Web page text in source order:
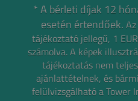
* A bérleti díjak 12
esetén értendőek.
tájékoztató jellegű, 1
számolva.A képek
tájékoztatás nem
ajánlattételnek, és
felülvizsgálható a Tower